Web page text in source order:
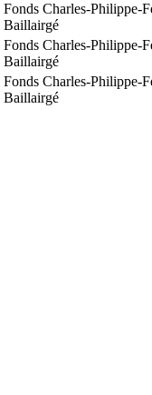
Fonds Charles-Philippe-
Baillairgé
Fonds Charles-Philippe-
Baillairgé
Fonds Charles-Philippe-
Baillairgé